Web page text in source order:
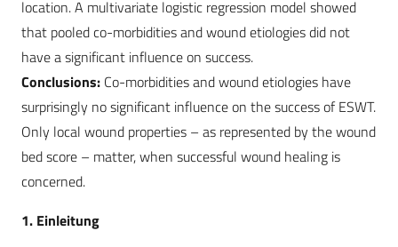
location. A multivariate logistic regression model showed
that pooled co-morbidities and wound etiologies did not
have a significant influence on success.
Conclusions: Co-morbidities and wound etiologies have
surprisingly no significant influence on the success of ESWT.
Only local wound properties – as represented by the wound
bed score – matter, when successful wound healing is
concerned.
1. Einleitung